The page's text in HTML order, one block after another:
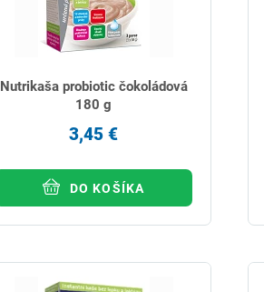
Nutrikaša probiotic čokoládová
180 g
3,45 €
DO KOŠÍKA